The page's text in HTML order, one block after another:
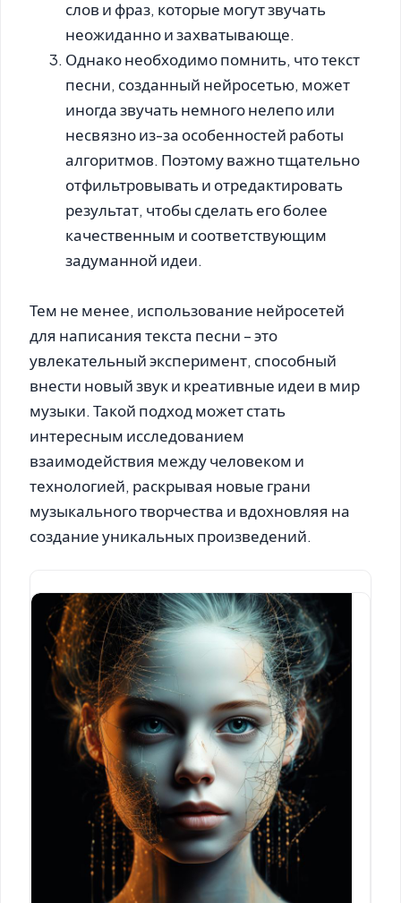
слов и фраз, которые могут звучать
неожиданно и захватывающе.
Однако необходимо помнить, что текст
песни, созданный нейросетью, может
иногда звучать немного нелепо или
несвязно из-за особенностей работы
алгоритмов. Поэтому важно тщательно
отфильтровывать и отредактировать
результат, чтобы сделать его более
качественным и соответствующим
задуманной идеи.
Тем не менее, использование нейросетей
для написания текста песни – это
увлекательный эксперимент, способный
внести новый звук и креативные идеи в мир
музыки. Такой подход может стать
интересным исследованием
взаимодействия между человеком и
технологией, раскрывая новые грани
музыкального творчества и вдохновляя на
создание уникальных произведений.